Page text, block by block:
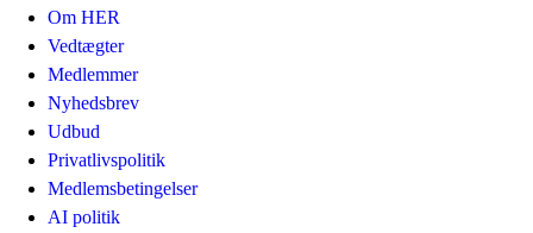
Om HER
Vedtægter
Medlemmer
Nyhedsbrev
Udbud
Privatlivspolitik
Medlemsbetingelser
AI politik